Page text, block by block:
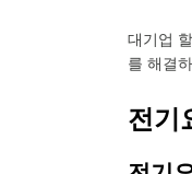
대기업
를 해결
전기